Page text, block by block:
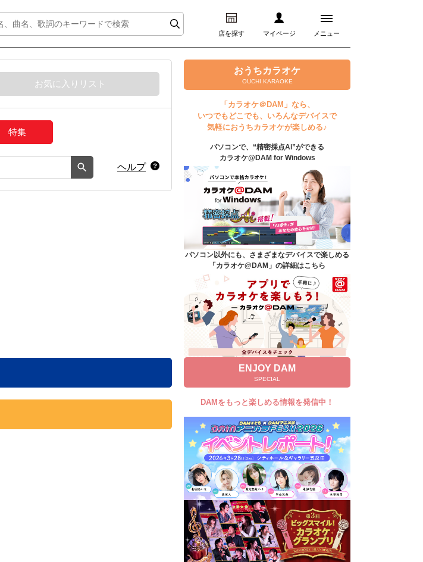
店を探す マイページ メニュー
ログイン
マイページ
プレミアムサービス
DAM★とも動画
DAM★とも録音
カラオケ＠DAM
ユーザー検索
キャンペーン
よくあるご質問
DAMの新曲・ランキングなど
カラオケ最新情報をチェック！
自宅でカラオケ歌い放題！
家族や友達と一緒に！練習にも！
お気に入りリスト
特集
ヘルプ
おうちカラオケ
OUCHI KARAOKE
「カラオケ＠DAM」なら、
いつでもどこでも、いろんなデバイスで
気軽におうちカラオケが楽しめる♪
パソコンで、“精密採点Ai”ができる
カラオケ@DAM for Windows
パソコン以外にも、さまざまなデバイスで楽しめる
「カラオケ@DAM」の詳細はこちら
ENJOY DAM
SPECIAL
DAMをもっと楽しめる情報を発信中！